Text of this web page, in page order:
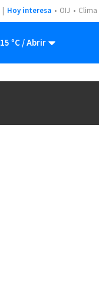
Hoy interesa OIJ Clima
15 ºC